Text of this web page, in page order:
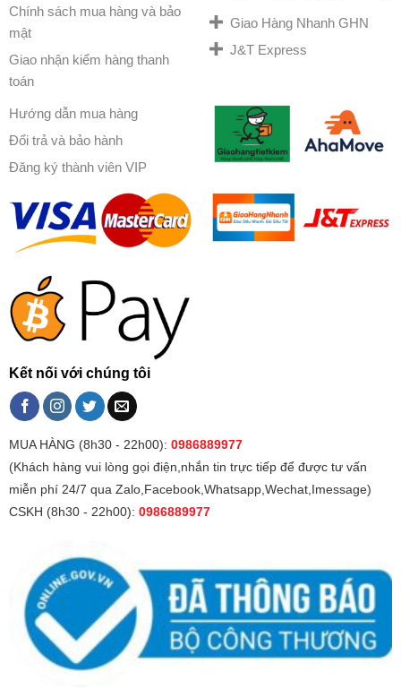
Chính sách mua hàng và bảo
mật
Giao nhận kiểm hàng thanh
toán
Hướng dẫn mua hàng
Đổi trả và bảo hành
Đăng ký thành viên VIP
Giao Hàng Nhanh GHN
J&T Express
Kết nối với chúng tôi
MUA HÀNG (8h30 - 22h00): 0986889977
(Khách hàng vui lòng gọi điện,nhắn tin trực tiếp để được tư vấn
miễn phí 24/7 qua Zalo,Facebook,Whatsapp,Wechat,Imessage)
CSKH (8h30 - 22h00): 0986889977